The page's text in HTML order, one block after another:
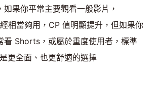
果你平常主要觀看一般影片，
相當夠用，CP 值明顯提升，但如果你
看 Shorts，或屬於重度使用者，標準
更全面、也更舒適的選擇